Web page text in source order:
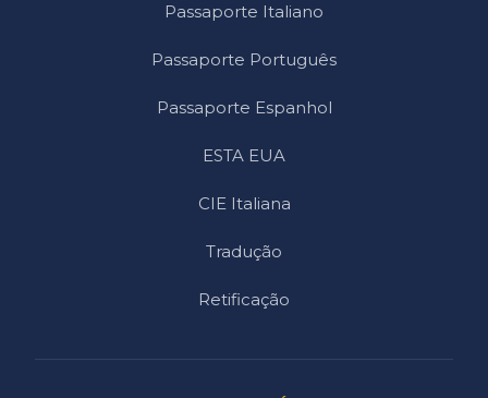
Passaporte Italiano
Passaporte Português
Passaporte Espanhol
ESTA EUA
CIE Italiana
Tradução
Retificação